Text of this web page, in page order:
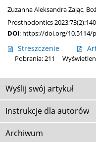
Zuzanna Aleksandra Zając,
Prosthodontics
DOI: https://doi.org/10.5114/
Streszczenie
Pobrania: 211
Wyślij swój artykuł
Instrukcje dla autorów
Archiwum